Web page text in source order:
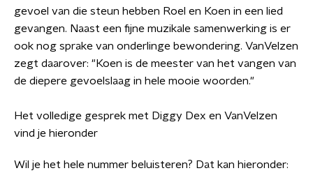
gevoel van die steun hebben Roel en Koen in een lied
gevangen. Naast een fijne muzikale samenwerking is er
ook nog sprake van onderlinge bewondering. VanVelzen
zegt daarover: "Koen is de meester van het vangen van
de diepere gevoelslaag in hele mooie woorden."
Het volledige gesprek met Diggy Dex en VanVelzen
vind je hieronder
Wil je het hele nummer beluisteren? Dat kan hieronder: